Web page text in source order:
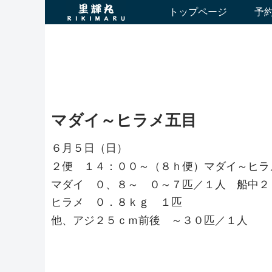
トップページ 予
マダイ～ヒラメ五目
６月５日（日）
２便 １４：００～（８ｈ便）マダイ～ヒラ
マダイ ０、８～ ０～７匹／１人 船中２
ヒラメ ０．８ｋｇ １匹
他、アジ２５ｃｍ前後 ～３０匹／１人